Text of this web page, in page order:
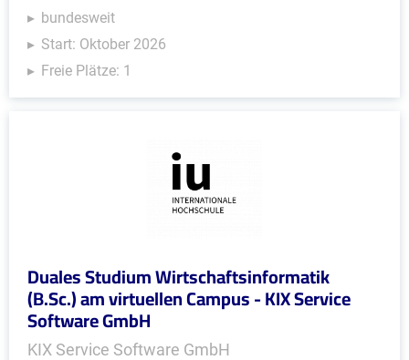
bundesweit
Start: Oktober 2026
Freie Plätze: 1
Duales Studium Wirtschaftsinformatik
(B.Sc.) am virtuellen Campus - KIX Service
Software GmbH
KIX Service Software GmbH